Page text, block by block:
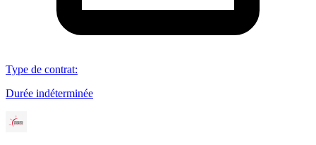
Type de contrat:
Durée indéterminée